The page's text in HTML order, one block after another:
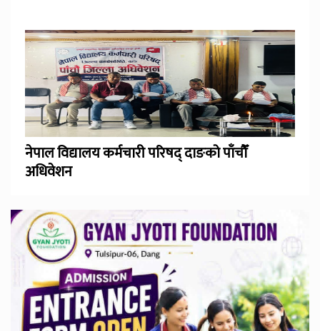
नेपाल विद्यालय कर्मचारी परिषद् दाङको पाँचौँ
अधिवेशन